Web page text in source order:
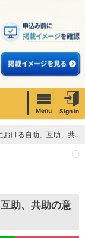
Menu Sign in
る自助、互助、共助の意味
助、共助の意